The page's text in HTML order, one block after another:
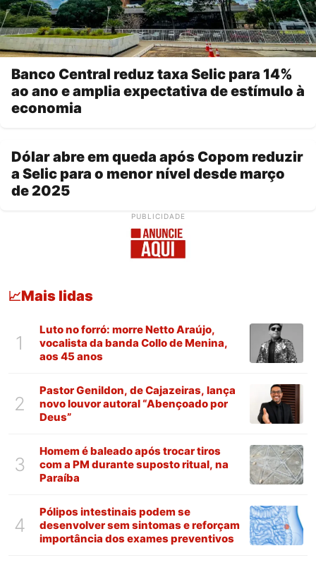
Banco Central reduz taxa Selic para 14%
ao ano e amplia expectativa de estímulo à
economia
Dólar abre em queda após Copom reduzir
a Selic para o menor nível desde março
de 2025
PUBLICIDADE
📈Mais lidas
1
Luto no forró: morre Netto Araújo,
vocalista da banda Collo de Menina,
aos 45 anos
2
Pastor Genildon, de Cajazeiras, lança
novo louvor autoral “Abençoado por
Deus”
3
Homem é baleado após trocar tiros
com a PM durante suposto ritual, na
Paraíba
4
Pólipos intestinais podem se
desenvolver sem sintomas e reforçam
importância dos exames preventivos